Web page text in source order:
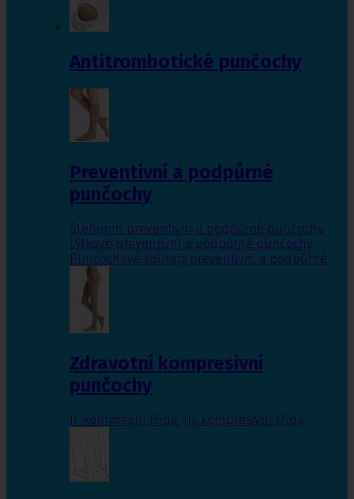
Antitrombotické punčochy
Preventivní a podpůrné
punčochy
Stehenní preventivní a podpůrné punčochy,
Lýtkové preventivní a podpůrné punčochy,
Punčochové kalhoty preventivní a podpůrné
Zdravotní kompresivní
punčochy
II. kompresní třída III. kompresivní třída